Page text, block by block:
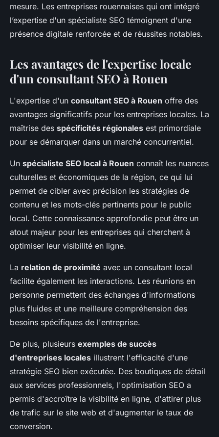
Noémie• 11 mars 2024 •3 min de lecture
mesure. Les entreprises rouennaises qui ont intégré
l’expertise d'un spécialiste SEO témoignent d'une
présence digitale renforcée et de réussites notables.
Les avantages de l'expertise locale
d'un consultant SEO à Rouen
L'expertise d'un consultant SEO à Rouen offre des
avantages significatifs pour les entreprises locales. La
maîtrise des spécificités régionales est primordiale
pour se démarquer dans un marché concurrentiel.
Un spécialiste SEO local à Rouen connaît les nuances
culturelles et économiques de la région, ce qui lui
permet de cibler avec précision les stratégies de
contenu et les mots-clés pertinents pour le public
local. Cette connaissance approfondie peut être un
atout majeur pour les entreprises qui cherchent à
optimiser leur visibilité en ligne.
La relation de proximité avec un consultant local
facilite également les interactions. Les réunions en
personne permettent des échanges d'informations
plus fluides et une meilleure compréhension des
besoins spécifiques de l'entreprise.
De plus, plusieurs exemples de succès
d'entreprises locales illustrent l'efficacité d'une
stratégie SEO bien exécutée. Des boutiques de détail
aux services professionnels, l'optimisation SEO a
permis d'accroître la visibilité en ligne, d'attirer plus
de trafic sur le site web et d'augmenter le taux de
conversion.